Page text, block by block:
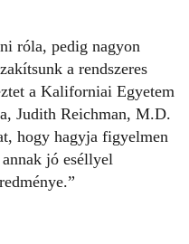
róla, pedig nagyon
a rendszeres
a Kaliforniai Egyetem
Judith Reichman, M.D.
hogy hagyja figyelmen
jó eséllyel